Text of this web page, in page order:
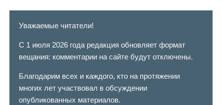
Уважаемые читатели!
С 1 июля 2026 года редакция обновляет формат
вещания: комментарии на сайте будут отключены.
Благодарим всех и каждого, кто на протяжении
многих лет участвовал в обсуждении
опубликованных материалов.